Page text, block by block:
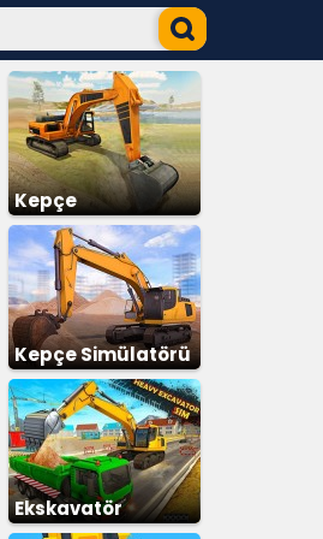
Kepçe
Kepçe Simülatörü
Ekskavatör